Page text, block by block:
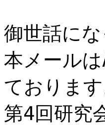
御世話に
本メール
ております
第4回研究